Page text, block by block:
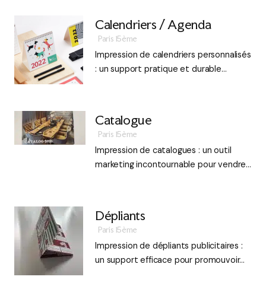
Calendriers / Agenda
Paris 15ème
Impression de calendriers personnalisés
: un support pratique et durable…
Catalogue
Paris 15ème
Impression de catalogues : un outil
marketing incontournable pour vendre…
Dépliants
Paris 15ème
Impression de dépliants publicitaires :
un support efficace pour promouvoir…